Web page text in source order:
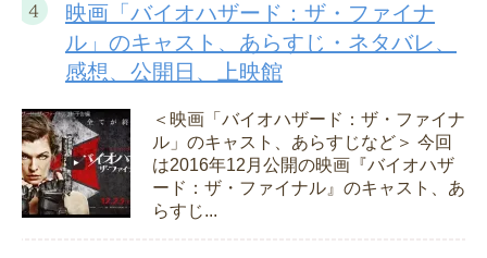
映画「バイオハザード：ザ・ファイナ
ル」のキャスト、あらすじ・ネタバレ、
感想、公開日、上映館
＜映画「バイオハザード：ザ・ファイナ
ル」のキャスト、あらすじなど＞ 今回
は2016年12月公開の映画『バイオハザ
ード：ザ・ファイナル』のキャスト、あ
らすじ...